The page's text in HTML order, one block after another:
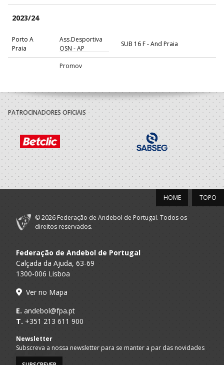
2023/24
Porto A
Praia
Ass.Desportiva
OSN - AP
SUB 16 F - And Praia
Promov
A.A. Porto
Nucleo
Desportivo Santa
Joana
SUB-16 F / SUB-18 F
2022/23
Porto A
Praia
Ass.Desportiva
OSN - AP
SUB 14 F - And Praia / SUB 16 F -
Promov
SUB-14 F / SUB-16 F
2021/22
A.A. Porto
Promov
Rebordosa
Andebol
Porto A
Praia
OSN - AP
2020/21
A.A. Porto
Rebordosa
Andebol
SUB-12 F / SUB-14 F
PATROCINADORES OFICIAIS
TOPO
HOME
© 2026 Federação de Andebol de Portugal. Todos os
direitos reservados.
Federação de Andebol de Portugal
Calçada da Ajuda, 63-69
1300-006 Lisboa
Ver no Mapa
E. andebol@fpa.pt
T. +351 213 611 900
Newsletter
Subscreva a nossa newsletter para se manter a par das novidades